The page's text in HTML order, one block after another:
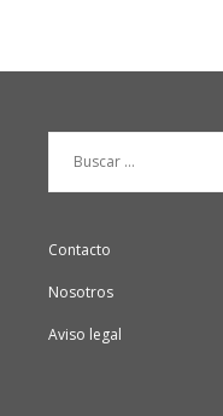
Contacto
Nosotros
Aviso legal